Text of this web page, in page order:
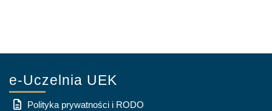
e-Uczelnia UEK
Polityka prywatności i RODO